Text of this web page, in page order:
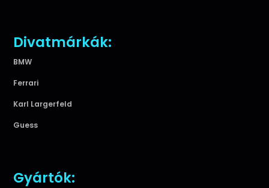
Divatmárkák:
BMW
Ferrari
Karl Largerfeld
Guess
Gyártók: